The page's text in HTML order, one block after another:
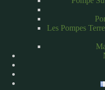
Les Pompes